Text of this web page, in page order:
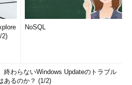
2)
NoSQL
終わらないWindows Updateのトラブル
あるのか？ (1/2)